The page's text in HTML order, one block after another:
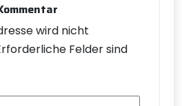
wird nicht
Felder sind